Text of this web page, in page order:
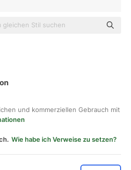
und kommerziellen Gebrauch mit
Wie habe ich Verweise zu setzen?